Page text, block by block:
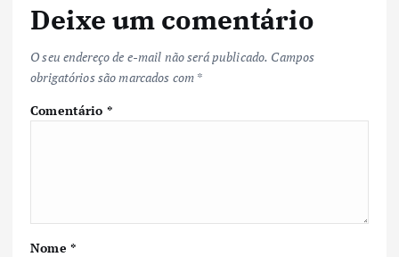
Deixe um comentário
O seu endereço de e-mail não será publicado. Campos
obrigatórios são marcados com *
Comentário *
Nome *